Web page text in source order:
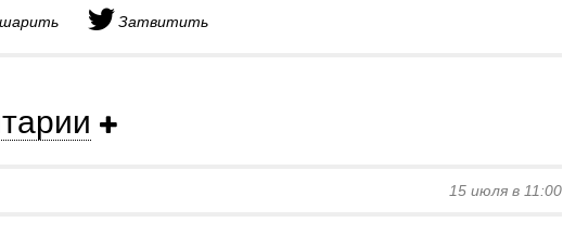
Затвитить
15 июля в 11:00